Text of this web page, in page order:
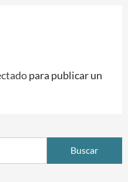
para publicar un